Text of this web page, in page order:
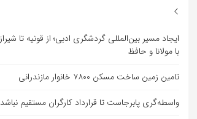
ایجاد مسیر بین‌المللی گردشگری ادبی؛ از قونیه تا شیراز
با مولانا و حافظ
تامین زمین ساخت مسکن ۷۸۰۰ خانوار مازندرانی
واسطه‌گری پابرجاست تا قرارداد کارگران مستقیم نباشد